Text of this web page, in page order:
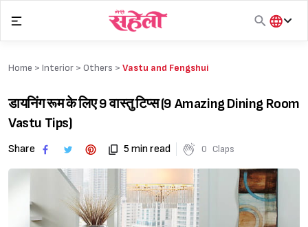
content
हिंदी
Home > Interior > Others > Vastu and Fengshui
डायनिंग रूम के लिए 9 वास्तु टिप्स (9 Amazing Dining Room
Vastu Tips)
Share 5 min read 0 Claps